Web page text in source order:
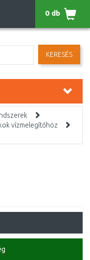
KERESÉS
0 db
vízmelegítőhöz